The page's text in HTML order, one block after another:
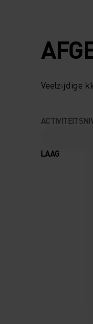
Veelzijdige
LAAG